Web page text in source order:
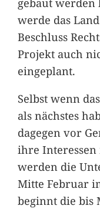
werde das
Beschluss
Projekt auch
eingeplant.
Selbst wenn
als nächstes
dagegen vor
ihre Interessen
werden die
Mitte Februar
beginnt die bis